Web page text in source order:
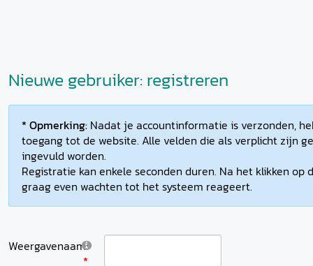
Nieuwe gebruiker: registreren
* Opmerking: Nadat je accountinformatie is verzonden,
toegang tot de website. Alle velden die als verplicht zijn
ingevuld worden.
Registratie kan enkele seconden duren. Na het klikken op
graag even wachten tot het systeem reageert.
Weergavenaam: